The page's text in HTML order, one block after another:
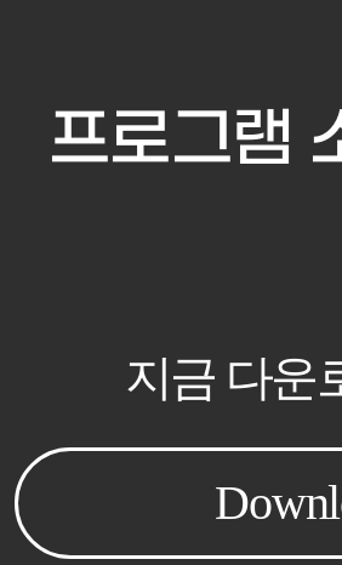
프로그램
지금 다운